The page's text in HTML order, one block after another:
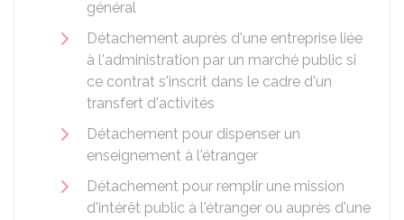
général
Détachement auprès d'une entreprise liée
à l'administration par un marché public si
ce contrat s'inscrit dans le cadre d'un
transfert d'activités
Détachement pour dispenser un
enseignement à l'étranger
Détachement pour remplir une mission
d'intérêt public à l'étranger ou auprès d'une